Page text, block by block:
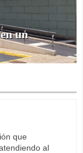
un
que
al